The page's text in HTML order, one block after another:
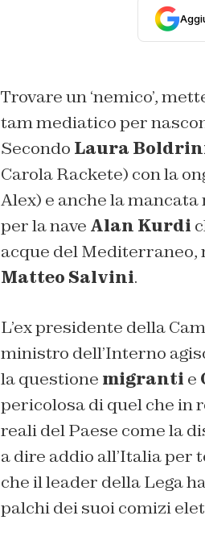
Trovare un ‘nemico’,
tam mediatico per
Secondo Laura
Carola Rackete) con la
Alex) e anche la
per la nave Alan Kurdi
acque del Mediterraneo,
Matteo Salvini.
L’ex presidente della
ministro dell’Interno
la questione migranti e
pericolosa di quel che in
reali del Paese come la
a dire addio all’Italia per
che il leader della Lega
palchi dei suoi comizi